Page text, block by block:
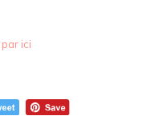
par ici